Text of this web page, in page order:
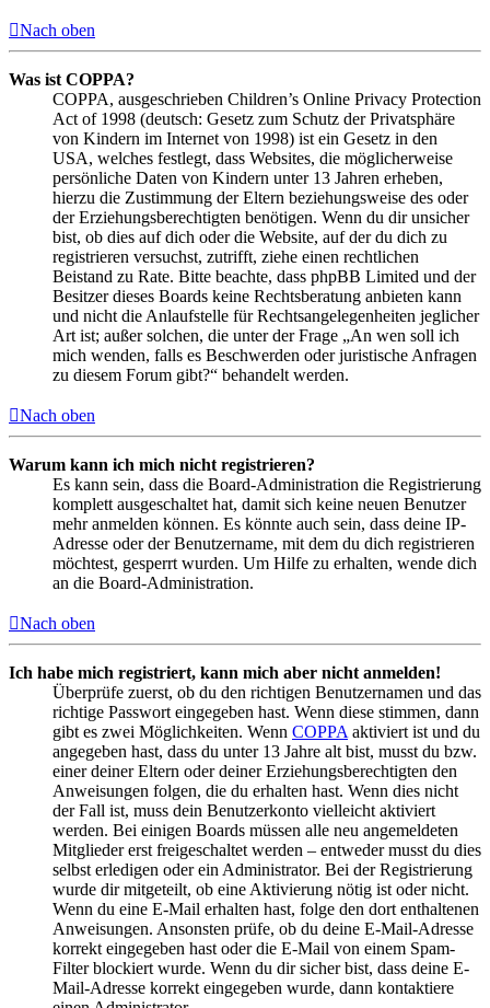
Nach oben
Was ist COPPA?
COPPA, ausgeschrieben Children’s Online Privacy Protection
Act of 1998 (deutsch: Gesetz zum Schutz der Privatsphäre
von Kindern im Internet von 1998) ist ein Gesetz in den
USA, welches festlegt, dass Websites, die möglicherweise
persönliche Daten von Kindern unter 13 Jahren erheben,
hierzu die Zustimmung der Eltern beziehungsweise des oder
der Erziehungsberechtigten benötigen. Wenn du dir unsicher
bist, ob dies auf dich oder die Website, auf der du dich zu
registrieren versuchst, zutrifft, ziehe einen rechtlichen
Beistand zu Rate. Bitte beachte, dass phpBB Limited und der
Besitzer dieses Boards keine Rechtsberatung anbieten kann
und nicht die Anlaufstelle für Rechtsangelegenheiten jeglicher
Art ist; außer solchen, die unter der Frage „An wen soll ich
mich wenden, falls es Beschwerden oder juristische Anfragen
zu diesem Forum gibt?“ behandelt werden.
Nach oben
Warum kann ich mich nicht registrieren?
Es kann sein, dass die Board-Administration die Registrierung
komplett ausgeschaltet hat, damit sich keine neuen Benutzer
mehr anmelden können. Es könnte auch sein, dass deine IP-
Adresse oder der Benutzername, mit dem du dich registrieren
möchtest, gesperrt wurden. Um Hilfe zu erhalten, wende dich
an die Board-Administration.
Nach oben
Ich habe mich registriert, kann mich aber nicht anmelden!
Überprüfe zuerst, ob du den richtigen Benutzernamen und das
richtige Passwort eingegeben hast. Wenn diese stimmen, dann
gibt es zwei Möglichkeiten. Wenn COPPA aktiviert ist und du
angegeben hast, dass du unter 13 Jahre alt bist, musst du bzw.
einer deiner Eltern oder deiner Erziehungsberechtigten den
Anweisungen folgen, die du erhalten hast. Wenn dies nicht
der Fall ist, muss dein Benutzerkonto vielleicht aktiviert
werden. Bei einigen Boards müssen alle neu angemeldeten
Mitglieder erst freigeschaltet werden – entweder musst du dies
selbst erledigen oder ein Administrator. Bei der Registrierung
wurde dir mitgeteilt, ob eine Aktivierung nötig ist oder nicht.
Wenn du eine E-Mail erhalten hast, folge den dort enthaltenen
Anweisungen. Ansonsten prüfe, ob du deine E-Mail-Adresse
korrekt eingegeben hast oder die E-Mail von einem Spam-
Filter blockiert wurde. Wenn du dir sicher bist, dass deine E-
Mail-Adresse korrekt eingegeben wurde, dann kontaktiere